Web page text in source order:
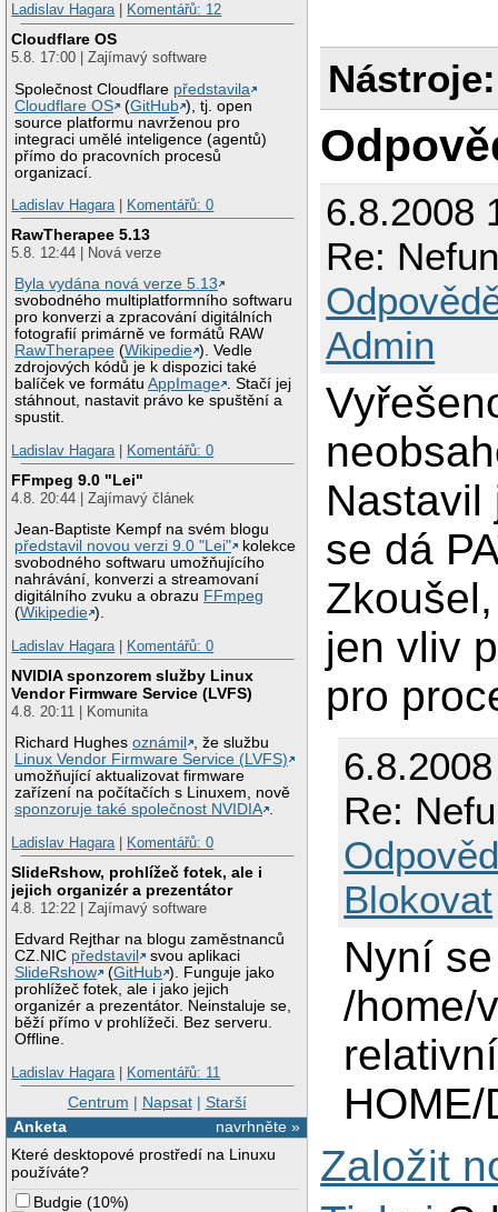
Ladislav Hagara| Komentářů: 12
Cloudflare OS
5.8. 17:00 | Zajímavý software
Společnost Cloudflare představila
Cloudflare OS
(GitHub ), tj. open
source platformu navrženou pro
integraci umělé inteligence (agentů)
přímo do pracovních procesů
organizací.
Ladislav Hagara| Komentářů: 0
RawTherapee 5.13
5.8. 12:44 | Nová verze
Byla vydána nová verze 5.13
svobodného multiplatformního softwaru
pro konverzi a zpracování digitálních
fotografií primárně ve formátů RAW
RawTherapee (Wikipedie ). Vedle
zdrojových kódů je k dispozici také
balíček ve formátuAppImage . Stačí jej
stáhnout, nastavit právo ke spuštění a
spustit.
Ladislav Hagara| Komentářů: 0
FFmpeg 9.0 "Lei"
4.8. 20:44 | Zajímavý článek
Jean-Baptiste Kempf na svém blogu
představil novou verzi 9.0 "Lei"
kolekce
svobodného softwaru umožňujícího
nahrávání, konverzi a streamovaní
digitálního zvuku a obrazu FFmpeg
(Wikipedie ).
Ladislav Hagara| Komentářů: 0
NVIDIA sponzorem služby Linux
Vendor Firmware Service (LVFS)
4.8. 20:11 | Komunita
Richard Hughesoznámil
, že službu
Linux Vendor Firmware Service (LVFS)
umožňující aktualizovat firmware
zařízení na počítačích s Linuxem, nově
sponzoruje také společnost NVIDIA .
Ladislav Hagara| Komentářů: 0
SlideRshow, prohlížeč fotek, ale i
jejich organizér a prezentátor
4.8. 12:22 | Zajímavý software
Edvard Rejthar na blogu zaměstnanců
CZ.NIC představil
svou aplikaci
SlideRshow
(GitHub ). Funguje jako
prohlížeč fotek, ale i jako jejich
organizér a prezentátor. Neinstaluje se,
běží přímo v prohlížeči. Bez serveru.
Offline.
Ladislav Hagara| Komentářů: 11
Centrum | Napsat| Starší
navrhněte »
Anketa
Které desktopové prostředí na Linuxu
používáte?
Budgie (10%)
        exit
      }
      gdbmclose
    }
  }
to "| ( cat - ;
}
Nástroje:
6.8.2008
Re:
Admin
Nastavil
se dá
jen vliv
pro
Re:
Blokovat
Nyní
/home/
HOME/
Založit